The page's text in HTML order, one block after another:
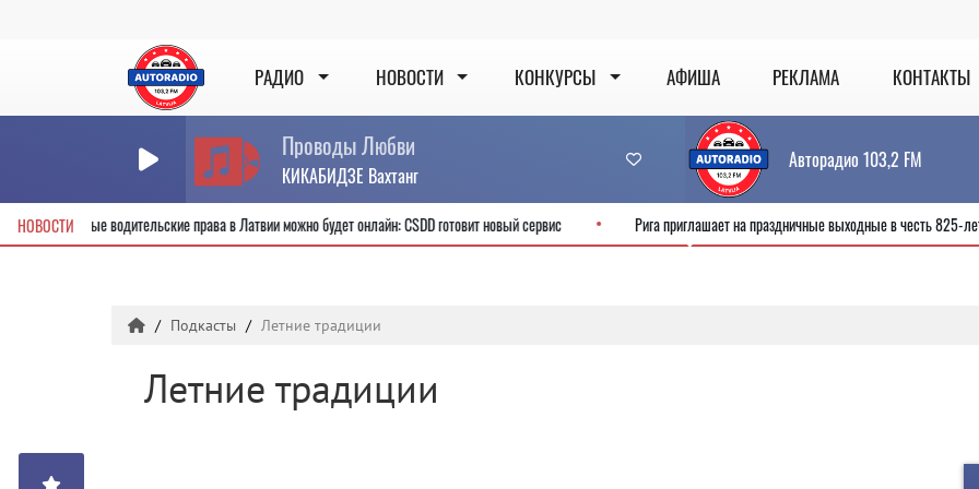
РАДИО НОВОСТИ КОНКУРСЫ АФИША РЕКЛАМА КОНТАКТЫ
Проводы Любви
КИКАБИДЗЕ Вахтанг
Авторадио 103,2 FM
НОВОСТИ Получить новые водительские права в Латвии можно будет онлайн: CSDD готовит новый сервис Рига приглашает на праздничные выходные в
Подкасты Летние традиции
Летние традиции